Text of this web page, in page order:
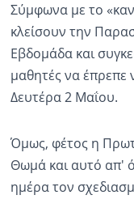
Κοινωνία
Πολιτική
Οικονομία
Κόσμος
Ραδιόφωνο
Σύμφωνα με το
κλείσουν την
Εβδομάδα και
μαθητές να έπρεπε
Δευτέρα 2 Μαΐου.
Όμως, φέτος η
Θωμά και αυτό απ'
ημέρα τον